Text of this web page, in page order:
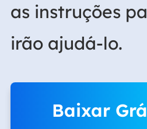
as instruções
irão ajudá-lo.
Baixar